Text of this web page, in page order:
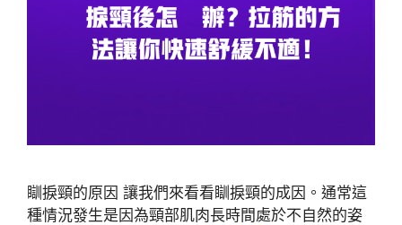
瞓捩頸的原因 讓我們來看看瞓捩頸的成因。通常這
種情況發生是因為頸部肌肉長時間處於不自然的姿